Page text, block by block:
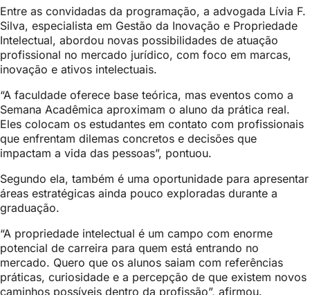
Entre as convidadas da programação, a advogada Lívia F.
Silva, especialista em Gestão da Inovação e Propriedade
Intelectual, abordou novas possibilidades de atuação
profissional no mercado jurídico, com foco em marcas,
inovação e ativos intelectuais.
“A faculdade oferece base teórica, mas eventos como a
Semana Acadêmica aproximam o aluno da prática real.
Eles colocam os estudantes em contato com profissionais
que enfrentam dilemas concretos e decisões que
impactam a vida das pessoas”, pontuou.
Segundo ela, também é uma oportunidade para apresentar
áreas estratégicas ainda pouco exploradas durante a
graduação.
“A propriedade intelectual é um campo com enorme
potencial de carreira para quem está entrando no
mercado. Quero que os alunos saiam com referências
práticas, curiosidade e a percepção de que existem novos
caminhos possíveis dentro da profissão”, afirmou.